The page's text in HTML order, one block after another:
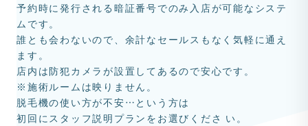
予約時に発行される暗証番号でのみ入店が可能なシステ
ムです。
誰とも会わないので、余計なセールスもなく気軽に通え
ます。
店内は防犯カメラが設置してあるので安心です。
※施術ルームは映りません。
脱毛機の使い方が不安…という方は
初回にスタッフ説明プランをお選びくださ い。